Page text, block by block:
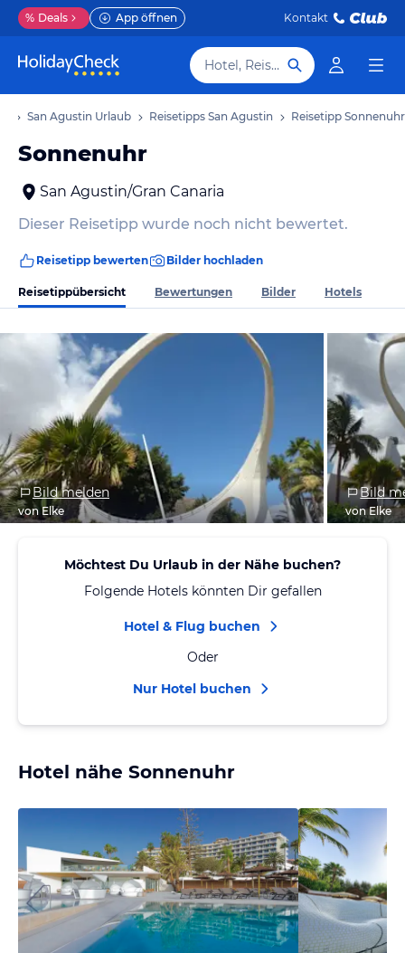
% Deals App öffnen Kontakt
Hotel, Reiseziel
San Agustin Urlaub Reisetipps San Agustin Reisetipp Sonnenuhr
Sonnenuhr
San Agustin/Gran Canaria
Dieser Reisetipp wurde noch nicht bewertet.
Reisetipp bewerten Bilder hochladen
Reisetippübersicht Bewertungen Bilder Hotels
Bild melden
von Elke
Bild
von Elke
Möchtest Du Urlaub in der Nähe buchen?
Folgende Hotels könnten Dir gefallen
Hotel & Flug buchen
Oder
Nur Hotel buchen
Hotel nähe Sonnenuhr